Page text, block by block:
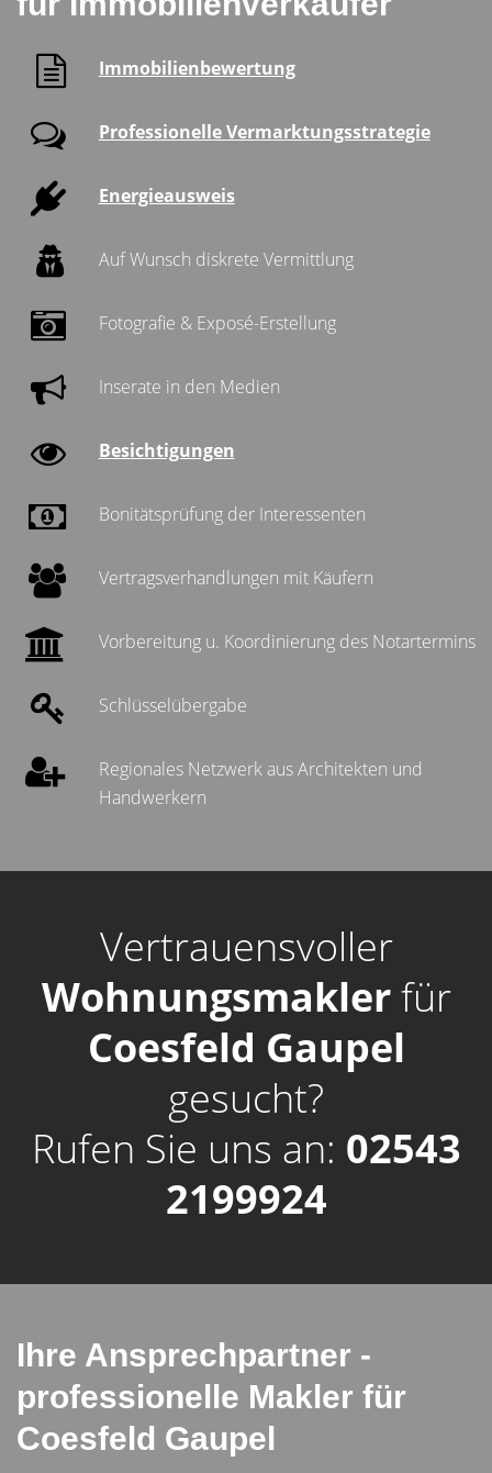
Immobilienbewertung
Professionelle Vermarktungsstrategie
Energieausweis
Auf Wunsch diskrete Vermittlung
Fotografie & Exposé-Erstellung
Inserate in den Medien
Besichtigungen
Bonitätsprüfung der Interessenten
Vertragsverhandlungen mit Käufern
Vorbereitung u. Koordinierung des Notartermins
Schlüsselübergabe
Regionales Netzwerk aus Architekten und
Handwerkern
Vertrauensvoller
Wohnungsmaklerfür
Coesfeld Gaupel
gesucht?
Rufen Sie uns an: 02543
2199924
Ihre Ansprechpartner -
professionelle Makler für
Coesfeld Gaupel